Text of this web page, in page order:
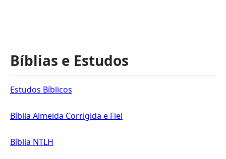
Bíblias e Estudos
Estudos Bíblicos
Bíblia Almeida Corrigida e Fiel
Bíblia NTLH